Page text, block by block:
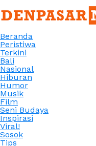
Beranda
Peristiwa
Terkini
Bali
Nasional
Hiburan
Humor
Musik
Film
Seni Budaya
Inspirasi
Viral!
Sosok
Tips